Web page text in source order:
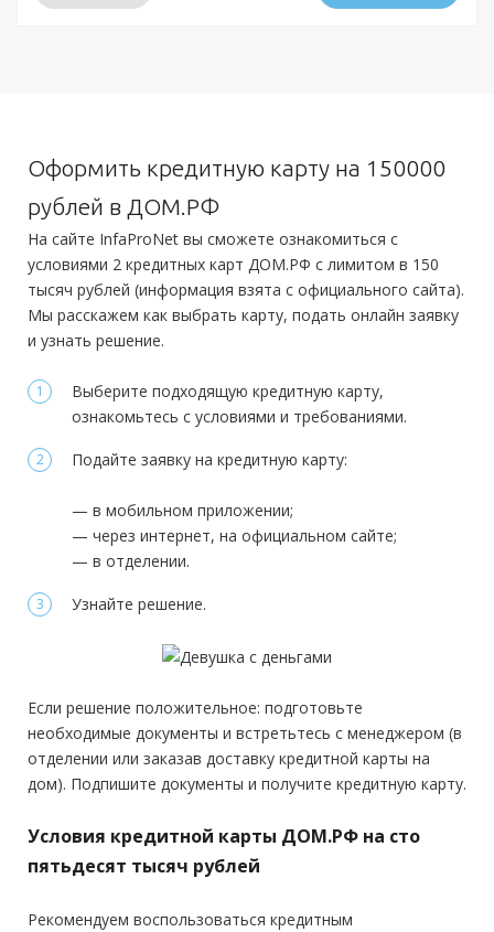
Регистрация в РФ:
Доход:
от 5 000 руб.
Стаж на последнем месте:
—
Общий трудовой стаж:
—
Обязательные:
Дополнительные:
Заграничный паспорт ПТС СНИЛС
форме банка
Требования
Регистрация в РФ:
Постоянная
Общий трудовой стаж:
—
в отделении; в мобильном приложении; онлайн заявка через
официальный сайт
Минимальный платеж:
до 3%
Документы
Обязательные:
Паспорт РФ Справка 2-НДФЛ Справка 3-НДФЛ Справка по
форме банка
Требования
Гражданство:
РФ
Постоянная
Стаж на последнем месте:
от 3 месяцев
Общий трудовой стаж:
—
Оформить кредитную карту на 150000
рублей в ДОМ.РФ
На сайте InfaProNet вы сможете ознакомиться с
условиями 2 кредитных карт ДОМ.РФ с лимитом в 150
тысяч рублей (информация взята с официального сайта).
Мы расскажем как выбрать карту, подать онлайн заявку
и узнать решение.
Выберите подходящую кредитную карту,
ознакомьтесь с условиями и требованиями.
Подайте заявку на кредитную карту:
— в мобильном приложении;
— через интернет, на официальном сайте;
— в отделении.
Узнайте решение.
Если решение положительное: подготовьте
необходимые документы и встретьтесь с менеджером (в
отделении или заказав доставку кредитной карты на
дом). Подпишите документы и получите кредитную карту.
Условия кредитной карты ДОМ.РФ на сто
пятьдесят тысяч рублей
Рекомендуем воспользоваться кредитным